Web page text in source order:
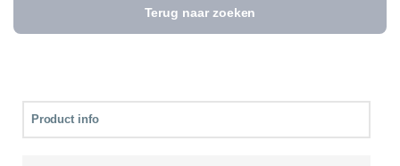
Terug naar zoeken
Product info